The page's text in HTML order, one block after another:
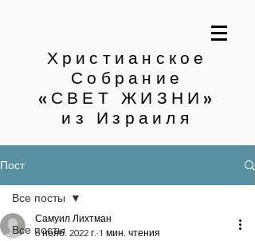
Христианское
Собрание
«СВЕТ ЖИЗНИ»
из Израиля
Пост
Все посты
Все посты
Самуил Лихтман
6 нояб. 2022 г. 1 мин. чтения